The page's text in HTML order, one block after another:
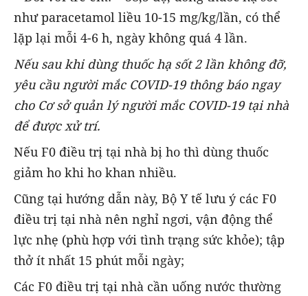
như paracetamol liều 10-15 mg/kg/lần, có thể
lặp lại mỗi 4-6 h, ngày không quá 4 lần.
Nếu sau khi dùng thuốc hạ sốt 2 lần không đỡ,
yêu cầu người mắc COVID-19 thông báo ngay
cho Cơ sở quản lý người mắc COVID-19 tại nhà
để được xử trí.
Nếu F0 điều trị tại nhà bị ho thì dùng thuốc
giảm ho khi ho khan nhiều.
Cũng tại hướng dẫn này, Bộ Y tế lưu ý các F0
điều trị tại nhà nên nghỉ ngơi, vận động thể
lực nhẹ (phù hợp với tình trạng sức khỏe); tập
thở ít nhất 15 phút mỗi ngày;
Các F0 điều trị tại nhà cần uống nước thường